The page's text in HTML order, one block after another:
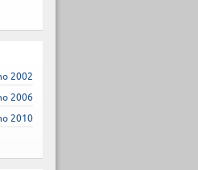
2002
2006
2010